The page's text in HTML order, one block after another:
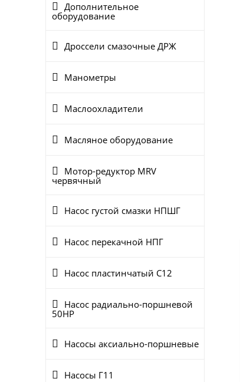
Дополнительное
оборудование
Дроссели смазочные ДРЖ
Манометры
Маслоохладители
Масляное оборудование
Мотор-редуктор MRV
червячный
Насос густой смазки НПШГ
Насос перекачной НПГ
Насос пластинчатый С12
Насос радиально-поршневой
50НР
Насосы аксиально-поршневые
Насосы Г11